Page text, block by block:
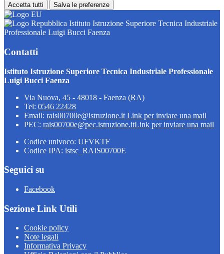
Accetta tutti Salva le preferenze
Istituto Istruzione Superiore Tecnica Industriale
Professionale Luigi Bucci Faenza
Contatti
Istituto Istruzione Superiore Tecnica Industriale Professionale
Luigi Bucci Faenza
Via Nuova, 45 - 48018 - Faenza (RA)
Tel: 0546 22428
Email: rais00700e@istruzione.it Link per inviare una mail
PEC: rais00700e@pec.istruzione.itLink per inviare una mail
Codice univoco: UFVKTF
Codice IPA: istsc_RAIS00700E
Seguici su
Facebook
Sezione Link Utili
Cookie policy
Note legali
Informativa Privacy